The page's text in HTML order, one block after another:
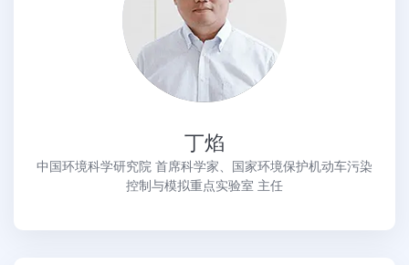
丁焰
中国环境科学研究院 首席科学家、国家环境保护机动车污染
控制与模拟重点实验室 主任